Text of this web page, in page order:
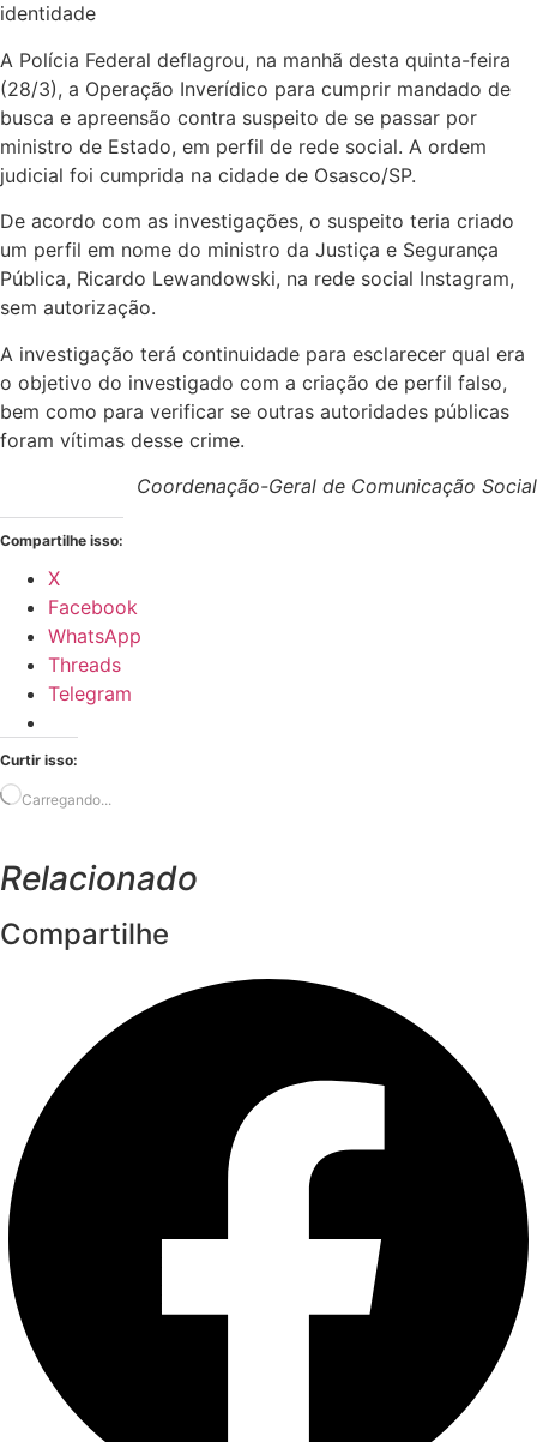
identidade
A Polícia Federal deflagrou, na manhã desta quinta-feira
(28/3), a Operação Inverídico para cumprir mandado de
busca e apreensão contra suspeito de se passar por
ministro de Estado, em perfil de rede social. A ordem
judicial foi cumprida na cidade de Osasco/SP.
De acordo com as investigações, o suspeito teria criado
um perfil em nome do ministro da Justiça e Segurança
Pública, Ricardo Lewandowski, na rede social Instagram,
sem autorização.
A investigação terá continuidade para esclarecer qual era
o objetivo do investigado com a criação de perfil falso,
bem como para verificar se outras autoridades públicas
foram vítimas desse crime.
Coordenação-Geral de Comunicação Social
Compartilhe isso:
X
Facebook
WhatsApp
Threads
Telegram
Curtir isso:
Carregando...
Relacionado
Compartilhe